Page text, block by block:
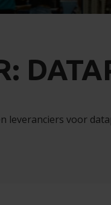
leveranciers voor